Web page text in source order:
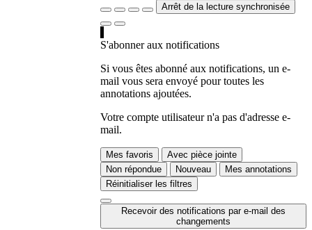
Arrêt de la lecture synchronisée
S'abonner aux notifications
Si vous êtes abonné aux notifications, un e-
mail vous sera envoyé pour toutes les
annotations ajoutées.
Votre compte utilisateur n'a pas d'adresse e-
mail.
Mes favoris
Avec pièce jointe
Non répondue
Nouveau
Mes annotations
Réinitialiser les filtres
Recevoir des notifications par e-mail des
changements